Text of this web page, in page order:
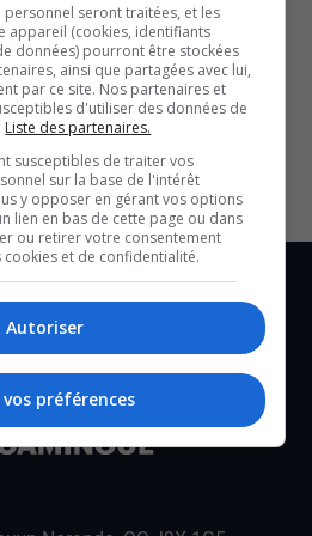
C’EST PROTÉGER NOTRE
NOTRE ÉCONOMIE
seront traitées, et les
appareil (cookies, identifiants
données) pourront être stockées
ainsi que partagées avec lui,
par ce site. Nos partenaires et
d'utiliser des données de
Liste des partenaires.
susceptibles de traiter vos
sur la base de l'intérêt
y opposer en gérant vos options
lien en bas de cette page ou dans
ou retirer votre consentement
et de confidentialité.
Autoriser
vos préférences